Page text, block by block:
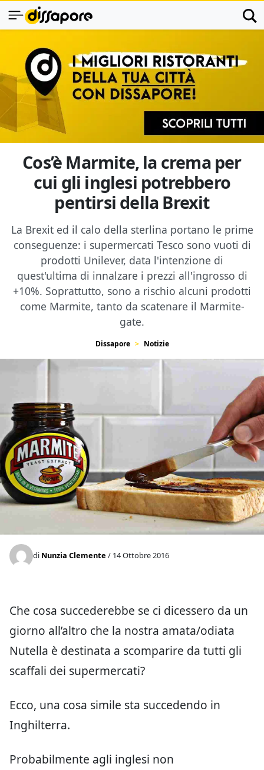
Cos’è Marmite, la crema per
cui gli inglesi potrebbero
pentirsi della Brexit
La Brexit ed il calo della sterlina portano le prime
conseguenze: i supermercati Tesco sono vuoti di
prodotti Unilever, data l'intenzione di
quest'ultima di innalzare i prezzi all'ingrosso di
+10%. Soprattutto, sono a rischio alcuni prodotti
come Marmite, tanto da scatenare il Marmite-
gate.
Dissapore Notizie
di Nunzia Clemente / 14 Ottobre 2016
Che cosa succederebbe se ci dicessero da un
giorno all’altro che la nostra amata/odiata
Nutella è destinata a scomparire da tutti gli
scaffali dei supermercati?
Ecco, una cosa simile sta succedendo in
Inghilterra.
Probabilmente agli inglesi non